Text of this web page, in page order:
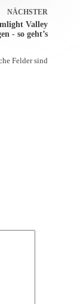
NÄCHSTER
Valley
- so geht’s
Felder sind